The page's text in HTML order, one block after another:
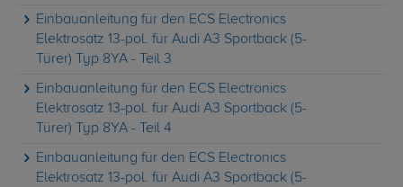
Einbauanleitung für den ECS Electronics
Elektrosatz 13-pol. für Audi A3 Sportback (5-
Türer) Typ 8YA - Teil 3
Einbauanleitung für den ECS Electronics
Elektrosatz 13-pol. für Audi A3 Sportback (5-
Türer) Typ 8YA - Teil 4
Einbauanleitung für den ECS Electronics
Elektrosatz 13-pol. für Audi A3 Sportback (5-